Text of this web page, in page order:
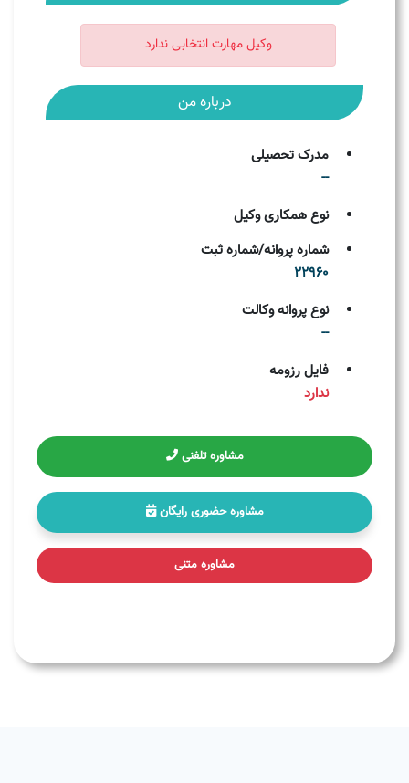
وکیل مهارت انتخابی ندارد
درباره من
مدرک تحصیلی
--
نوع همکاری وکیل
شماره پروانه/شماره ثبت
22960
نوع پروانه وکالت
--
فایل رزومه
ندارد
مشاوره تلفنی
مشاوره حضوری رایگان
مشاوره متنی